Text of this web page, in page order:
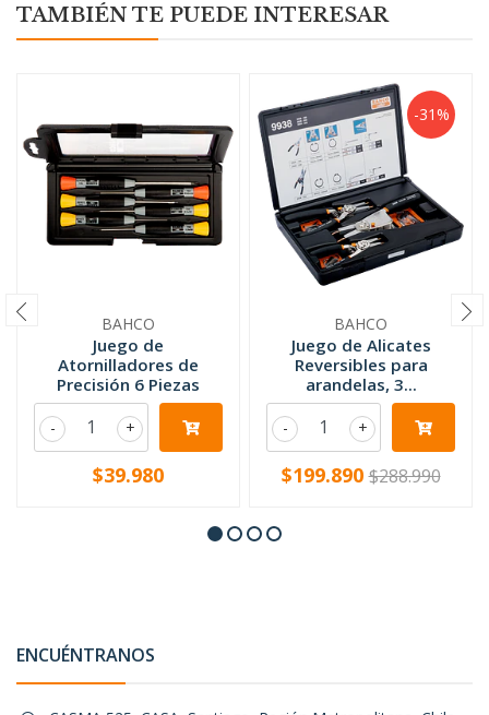
TAMBIÉN TE PUEDE INTERESAR
BAHCO
Juego de
Atornilladores de
Precisión 6 Piezas
+
-
$39.980
-31%
BAHCO
Juego de Alicates
Reversibles para
arandelas, 3...
+
-
$199.890 $288.990
ENCUÉNTRANOS